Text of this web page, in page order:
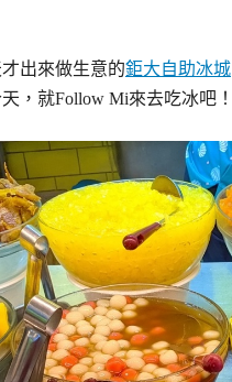
出來做生意的鉅大自助冰城
，就Follow Mi來去吃冰吧！